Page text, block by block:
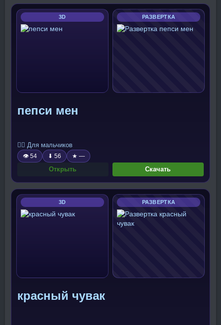
3D РАЗВЕРТКА
пепси мен
🧍‍♂️ Для мальчиков
👁 54 ⬇ 56 ★ —
Открыть Скачать
3D РАЗВЕРТКА
красный чувак